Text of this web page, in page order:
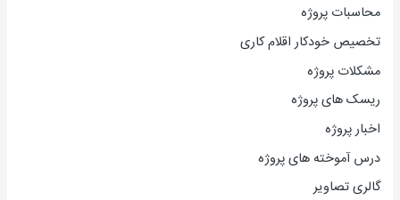
محاسبات پروژه
تخصیص خودکار اقلام کاری
مشکلات پروژه
ریسک های پروژه
اخبار پروژه
درس آموخته های پروژه
گالری تصاویر